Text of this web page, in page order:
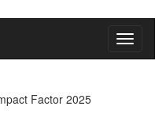
Factor 2025